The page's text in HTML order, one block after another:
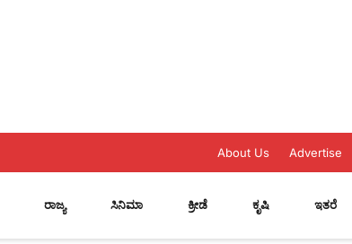
About Us Advertise
ರಾಜ್ಯ ಸಿನಿಮಾ ಕ್ರೀಡೆ ಕೃಷಿ ಇತರೆ